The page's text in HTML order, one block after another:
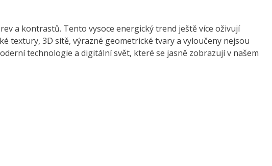
a kontrastů. Tento vysoce energický trend ještě více oživují
textury, 3D sítě, výrazné geometrické tvary a vyloučeny nejsou
technologie a digitální svět, které se jasně zobrazují v našem